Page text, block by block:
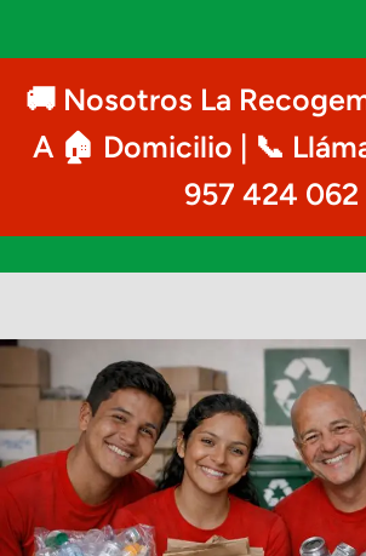
🚚 Nosotros La
A 🏠 Domicilio | 📞
957 424 062